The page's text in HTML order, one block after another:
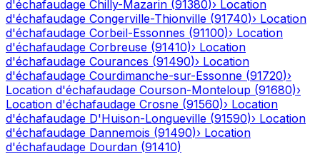
d'échafaudage Chilly-Mazarin (91380)› Location
d'échafaudage Congerville-Thionville (91740)› Location
d'échafaudage Corbeil-Essonnes (91100)› Location
d'échafaudage Corbreuse (91410)› Location
d'échafaudage Courances (91490)› Location
d'échafaudage Courdimanche-sur-Essonne (91720)›
Location d'échafaudage Courson-Monteloup (91680)›
Location d'échafaudage Crosne (91560)› Location
d'échafaudage D'Huison-Longueville (91590)› Location
d'échafaudage Dannemois (91490)› Location
d'échafaudage Dourdan (91410)